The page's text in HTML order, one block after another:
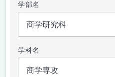
学部名
学科名